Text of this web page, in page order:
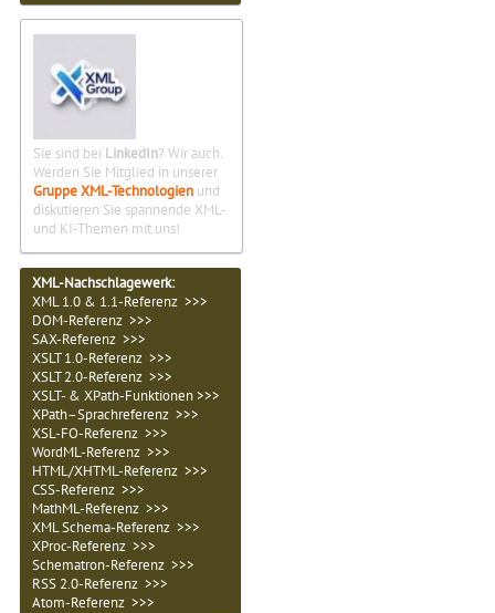
Sie sind bei LinkedIn? Wir auch.
Werden Sie Mitglied in unserer
Gruppe XML-Technologien und
diskutieren Sie spannende XML-
und KI-Themen mit uns!
XML-Nachschlagewerk:
XML 1.0 & 1.1-Referenz >>>
DOM-Referenz >>>
SAX-Referenz >>>
XSLT 1.0-Referenz >>>
XSLT 2.0-Referenz >>>
XSLT- & XPath-Funktionen >>>
XPath–Sprachreferenz >>>
XSL-FO-Referenz >>>
WordML-Referenz >>>
HTML/XHTML-Referenz >>>
CSS-Referenz >>>
MathML-Referenz >>>
XML Schema-Referenz >>>
XProc-Referenz >>>
Schematron-Referenz >>>
RSS 2.0-Referenz >>>
Atom-Referenz >>>